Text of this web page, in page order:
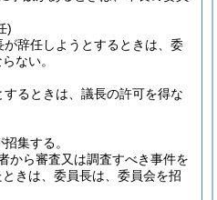
)
辞任しようとするときは、委
ない。
るときは、議長の許可を得な
集する。
から審査又は調査すべき事件を
きは、委員長は、委員会を招